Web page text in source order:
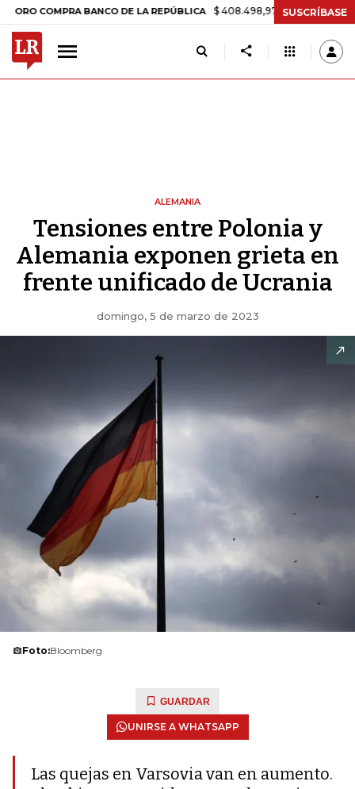
BANCO DE LA REPÚBLICA $ 408.498,97 +$ 8.753,81 +2,19%
SUSCRÍBASE
ALEMANIA
Tensiones entre Polonia y
Alemania exponen grieta en
frente unificado de Ucrania
domingo, 5 de marzo de 2023
Foto:Bloomberg
GUARDAR
UNIRSE A WHATSAPP
Las quejas en Varsovia van en aumento.